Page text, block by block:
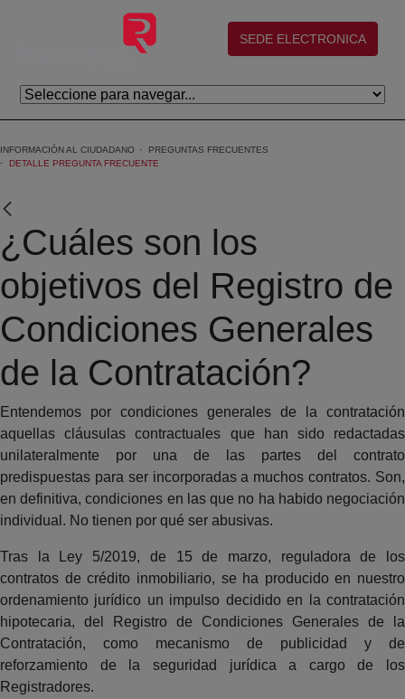
Saltar al contenido principal
(abre en nueva ventana)
SEDE ELECTRONICA
INFORMACIÓN AL CIUDADANO
PREGUNTAS FRECUENTES
DETALLE PREGUNTA FRECUENTE
¿Cuáles son los
objetivos del Registro de
Condiciones Generales
de la Contratación?
Entendemos por condiciones generales de la contratación
aquellas cláusulas contractuales que han sido redactadas
unilateralmente por una de las partes del contrato
predispuestas para ser incorporadas a muchos contratos. Son,
en definitiva, condiciones en las que no ha habido negociación
individual. No tienen por qué ser abusivas.
Tras la Ley 5/2019, de 15 de marzo, reguladora de los
contratos de crédito inmobiliario, se ha producido en nuestro
ordenamiento jurídico un impulso decidido en la contratación
hipotecaria, del Registro de Condiciones Generales de la
Contratación, como mecanismo de publicidad y de
reforzamiento de la seguridad jurídica a cargo de los
Registradores.